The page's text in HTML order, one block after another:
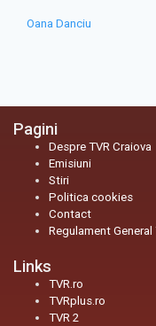
Oana Danciu
Pagini
Despre TVR Craiova
Emisiuni
Stiri
Politica cookies
Contact
Regulament General
Links
TVR.ro
TVRplus.ro
TVR 2